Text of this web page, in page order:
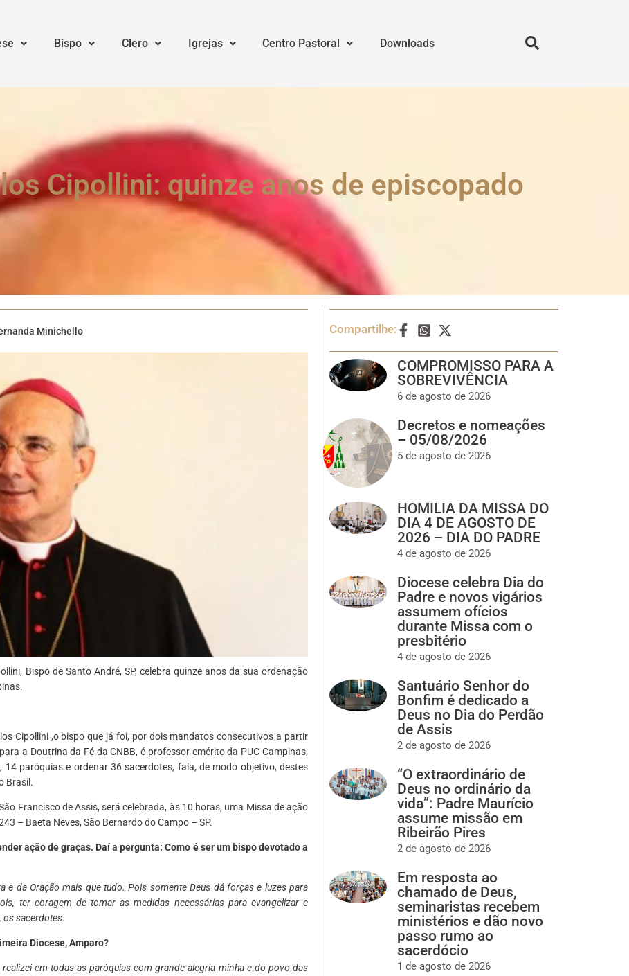
Bispo Clero Igrejas Centro Pastoral Downloads
Cipollini: quinze anos de episcopado
Minichello
Bispo de Santo André, SP, celebra quinze anos da sua ordenação
Cipollini ,o bispo que já foi, por dois mandatos consecutivos a partir
a Doutrina da Fé da CNBB, é professor emérito da PUC-Campinas,
paróquias e ordenar 36 sacerdotes, fala, de modo objetivo, destes
Brasil.
Francisco de Assis, será celebrada, às 10 horas, uma Missa de ação
– Baeta Neves, São Bernardo do Campo – SP.
ação de graças. Daí a pergunta: Como é ser um bispo devotado a
e da Oração mais que tudo. Pois somente Deus dá forças e luzes para
ter coragem de tomar as medidas necessárias para evangelizar e
os sacerdotes.
Diocese, Amparo?
em todas as paróquias com grande alegria minha e do povo das
Compartilhe:
COMPROMISSO PARA A
SOBREVIVÊNCIA
6 de agosto de 2026
Decretos e nomeações
– 05/08/2026
5 de agosto de 2026
HOMILIA DA MISSA DO
DIA 4 DE AGOSTO DE
2026 – DIA DO PADRE
4 de agosto de 2026
Diocese celebra Dia do
Padre e novos vigários
assumem ofícios
durante Missa com o
presbitério
4 de agosto de 2026
Santuário Senhor do
Bonfim é dedicado a
Deus no Dia do Perdão
de Assis
2 de agosto de 2026
“O extraordinário de
Deus no ordinário da
vida”: Padre Maurício
assume missão em
Ribeirão Pires
2 de agosto de 2026
Em resposta ao
chamado de Deus,
seminaristas recebem
ministérios e dão novo
passo rumo ao
sacerdócio
1 de agosto de 2026